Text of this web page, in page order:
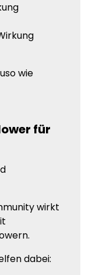
wie
für
wirkt
dabei: